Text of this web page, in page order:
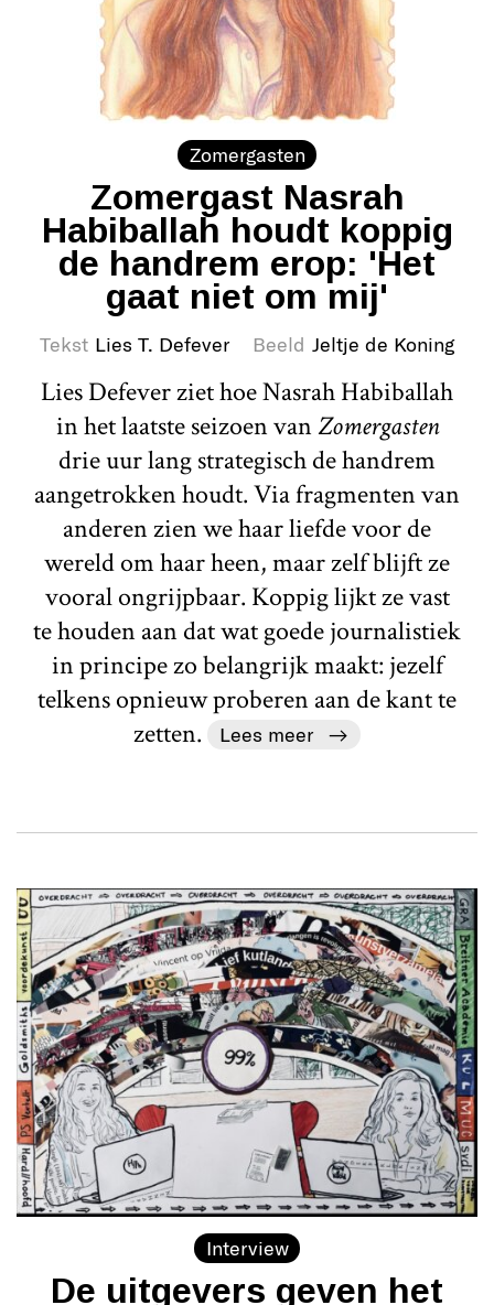
Zomergasten
Zomergast Nasrah
Habiballah houdt koppig
de handrem erop: 'Het
gaat niet om mij'
Tekst Lies T. Defever Beeld Jeltje de Koning
Lies Defever ziet hoe Nasrah Habiballah
in het laatste seizoen vanZomergasten
drie uur lang strategisch de handrem
aangetrokken houdt. Via fragmenten van
anderen zien we haar liefde voor de
wereld om haar heen, maar zelf blijft ze
vooral ongrijpbaar. Koppig lijkt ze vast
te houden aan dat wat goede journalistiek
in principe zo belangrijk maakt: jezelf
telkens opnieuw proberen aan de kant te
zetten.
Lees meer
Interview
De uitgevers geven het